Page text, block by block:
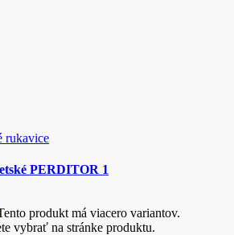
rukavice
PERDITOR 1
produkt má viacero variantov.
vybrať na stránke produktu.